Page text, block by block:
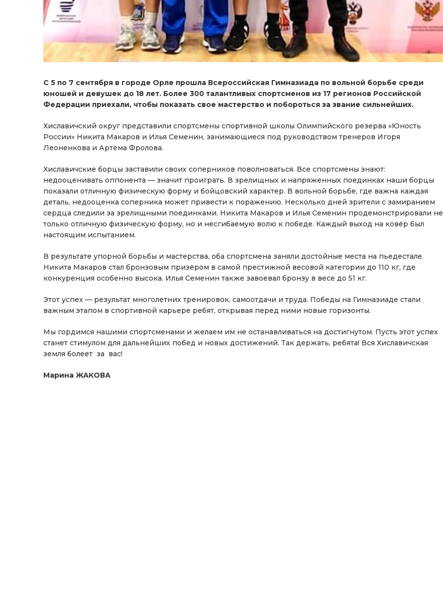
С 5 по 7 сентября в городе Орле прошла Всероссийская Гимназиада по вольной борьбе среди
юношей и девушек до 18 лет. Более 300 талантливых спортсменов из 17 регионов Российской
Федерации приехали, чтобы показать свое мастерство и побороться за звание сильнейших.
Хиславичский округ представили спортсмены спортивной школы Олимпийского резерва «Юность
России» Никита Макаров и Илья Семенин, занимающиеся под руководством тренеров Игоря
Леоненкова и Артема Фролова.
Хиславичские борцы заставили своих соперников поволноваться. Все спортсмены знают:
недооценивать оппонента — значит проиграть. В зрелищных и напряженных поединках наши борцы
показали отличную физическую форму и бойцовский характер. В вольной борьбе, где важна каждая
деталь, недооценка соперника может привести к поражению. Несколько дней зрители с замиранием
сердца следили за зрелищными поединками. Никита Макаров и Илья Семенин продемонстрировали не
только отличную физическую форму, но и несгибаемую волю к победе. Каждый выход на ковёр был
настоящим испытанием.
В результате упорной борьбы и мастерства, оба спортсмена заняли достойные места на пьедестале.
Никита Макаров стал бронзовым призёром в самой престижной весовой категории до 110 кг, где
конкуренция особенно высока. Илья Семенин также завоевал бронзу в весе до 51 кг.
Этот успех — результат многолетних тренировок, самоотдачи и труда. Победы на Гимназиаде стали
важным этапом в спортивной карьере ребят, открывая перед ними новые горизонты.
Мы гордимся нашими спортсменами и желаем им не останавливаться на достигнутом. Пусть этот успех
станет стимулом для дальнейших побед и новых достижений. Так держать, ребята! Вся Хиславичская
земля болеет за вас!
Марина ЖАКОВА